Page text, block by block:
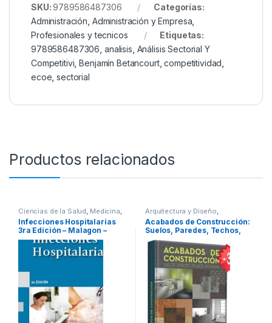
SKU:9789586487306
Categorías:
Administración Administración y Empresa
Profesionales y tecnicos
Etiquetas:
9789586487306 analisis Análisis Sectorial Y
Competitivi ,Benjamín Betancourt,competitividad
ecoe ,sectorial
Productos relacionados
Ciencias de la Salud Medicina
Profesionales y tecnicos
Infecciones Hospitalarias
3ra Edición – Malagon –
Panamericana
Arquitectura y Diseño
Arquitectura y Urbanismo
Decoración ,Diseño,Ofertas,
Profesionales y tecnicos
Acabados de Construcción:
Suelos, Paredes, Techos,
fachadas / Lexus